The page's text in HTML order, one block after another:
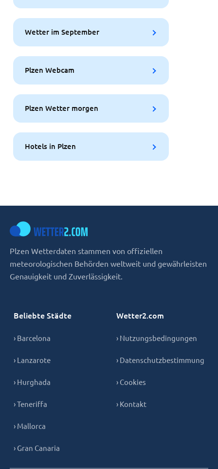
Wetter im September
Plzen Webcam
Plzen Wetter morgen
Hotels in Plzen
Plzen Wetterdaten stammen von offiziellen
meteorologischen Behörden weltweit und gewährleisten
Genauigkeit und Zuverlässigkeit.
Beliebte Städte
› Barcelona
› Lanzarote
› Hurghada
› Teneriffa
› Mallorca
› Gran Canaria
Wetter2.com
› Nutzungsbedingungen
› Datenschutzbestimmung
› Cookies
› Kontakt